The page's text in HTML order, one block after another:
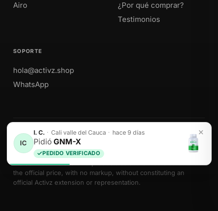
IC
I. C. · Cali valle del Cauca · hace 9 días
Pidió GNM-X
PEDIDO VERIFICADO
Airo
¿Por qué comprar?
Testimonios
SOPORTE
hola@activz.shop
WhatsApp
Envíos a Perú · México · EE. UU. · Colombia · Ecuador
We sell Activz Global LLC products as authorized distributors at
the official price, with no markup, without constituting an
official Activz extension or representation.